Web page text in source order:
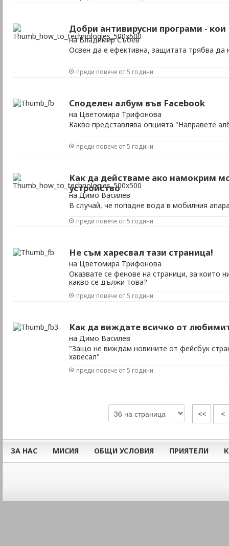
Добри антивирусни програми - кои
на Владимир Събев
Освен да е ефективна, защитата трябва да
преди повече от 5 години
Споделен албум във Facebook
на Цветомира Трифонова
Какво представлява опцията "Направете
преди повече от 5 години
Как да действаме ако намокрим
устройство
на Димо Василев
В случай, че попадне вода в мобилния
преди повече от 5 години
Не съм харесвал тази страница!
на Цветомира Трифонова
Оказвате се фенове на страници, за които
какво се дължи това?
преди повече от 5 години
Как да виждате всичко от
на Димо Василев
"Защо не виждам новините от фейсбук
харесал"
преди повече от 5 години
<< <
ЗА НАС МИСИЯ ОБЩИ УСЛОВИЯ ПРИЯТЕЛИ